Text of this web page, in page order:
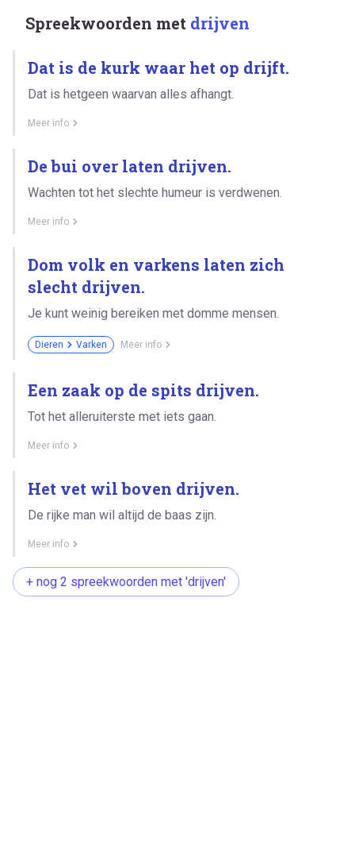
Spreekwoorden met drijven
Dat is de kurk waar het op drijft.
Dat is hetgeen waarvan alles afhangt.
Meer info
De bui over laten drijven.
Wachten tot het slechte humeur is verdwenen.
Meer info
Dom volk en varkens laten zich
slecht drijven.
Je kunt weinig bereiken met domme mensen.
Dieren Varken Meer info
Een zaak op de spits drijven.
Tot het alleruiterste met iets gaan.
Meer info
Het vet wil boven drijven.
De rijke man wil altijd de baas zijn.
Meer info
+ nog 2 spreekwoorden met 'drijven'